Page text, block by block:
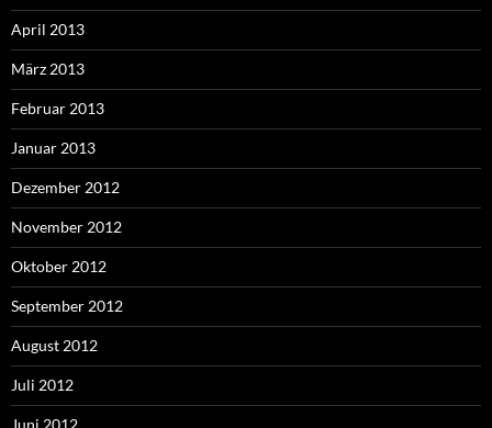
April 2013
März 2013
Februar 2013
Januar 2013
Dezember 2012
November 2012
Oktober 2012
September 2012
August 2012
Juli 2012
Juni 2012